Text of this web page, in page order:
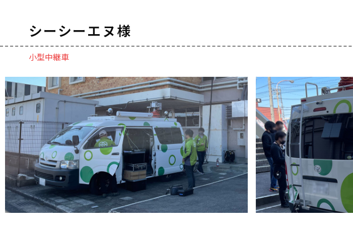
シーシーエヌ様
小型中継車